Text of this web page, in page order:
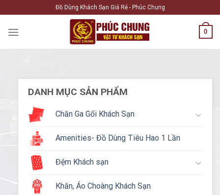
to
content
Đồ Dùng Khách Sạn Giá Rẻ - Phúc Chung
0
DANH MỤC SẢN PHẨM
Chăn Ga Gối Khách Sạn
Amenities- Đồ Dùng Tiêu Hao 1 Lần
Đệm Khách sạn
Khăn, Áo Choàng Khách Sạn